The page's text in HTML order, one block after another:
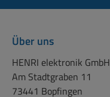
Über uns
HENRI elektronik GmbH
Am Stadtgraben 11
73441 Bopfingen